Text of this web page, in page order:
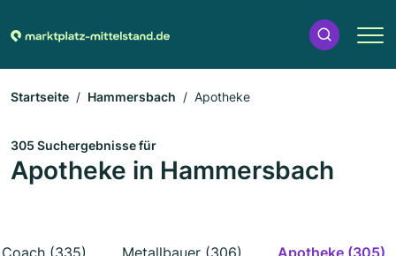
Startseite Hammersbach Apotheke
305 Suchergebnisse für
Apotheke in Hammersbach
Coach (335) Metallbauer (306) Apotheke (305)